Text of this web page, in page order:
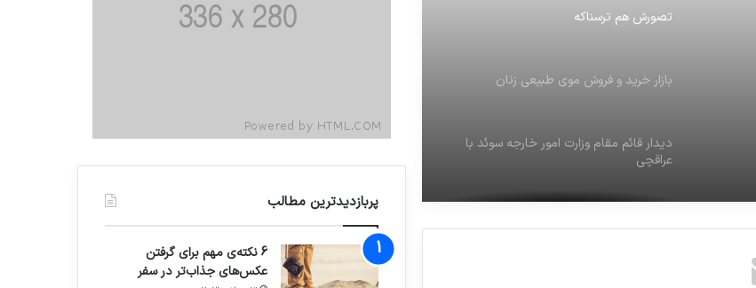
تصورش هم ترسناکه
بازار خرید و فروش موی طبیعی زنان
دیدار قائم مقام وزارت امور خارجه سوئد با
عراقچی
پربازدیدترین مطالب
6 نکته‌ی مهم برای گرفتن
عکس‌های جذاب‌تر در سفر